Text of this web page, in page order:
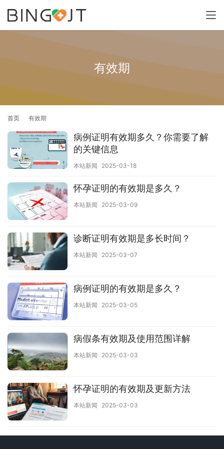
有效期
首页 有效期
病例证明有效期多久？你需要了解
的关键信息
本站新闻 2025-03-18
怀孕证明的有效期是多久？
本站新闻 2025-03-09
诊断证明有效期是多长时间？
本站新闻 2025-03-07
病例证明的有效期是多久？
本站新闻 2025-03-05
病假条有效期及使用范围详解
本站新闻 2025-03-03
怀孕证明的有效期及更新方法
本站新闻 2025-03-03